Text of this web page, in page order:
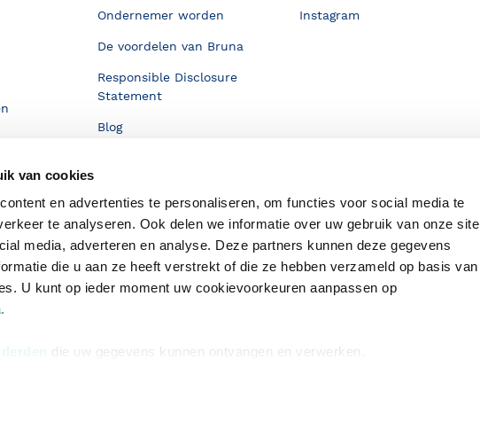
van cookies
en advertenties te personaliseren, om functies voor social media te
te analyseren. Ook delen we informatie over uw gebruik van onze site
media, adverteren en analyse. Deze partners kunnen deze gegevens
die u aan ze heeft verstrekt of die ze hebben verzameld op basis van
U kunt op ieder moment uw cookievoorkeuren aanpassen op
.
die uw gegevens kunnen ontvangen en verwerken.
Ondernemer worden
De voordelen van Bruna
Responsible Disclosure
Statement
Blog
Instagram